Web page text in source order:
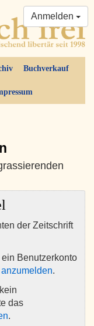
Buchverkauf
Anmelden
der Zeitschrift
Benutzerkonto
.
das
.